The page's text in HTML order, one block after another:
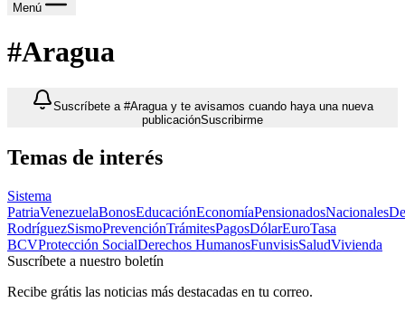
Menú
#Aragua
Suscríbete a #Aragua y te avisamos cuando haya una nueva
publicaciónSuscribirme
Temas de interés
Sistema
PatriaVenezuelaBonosEducaciónEconomíaPensionadosNacionales
RodríguezSismoPrevenciónTrámitesPagosDólarEuroTasa
BCVProtección SocialDerechos HumanosFunvisisSaludVivienda
Suscríbete a nuestro boletín
Recibe grátis las noticias más destacadas en tu correo.